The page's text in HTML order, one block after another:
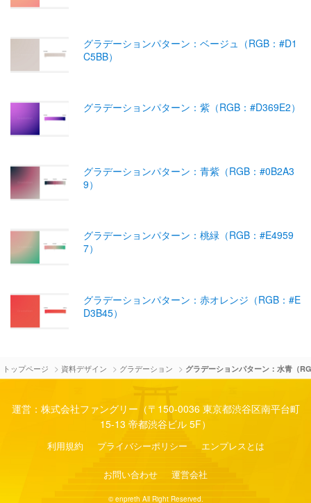
グラデーションパターン：ベージュ（RGB：#D1
C5BB）
グラデーションパターン：紫（RGB：#D369E2）
グラデーションパターン：青紫（RGB：#0B2A3
9）
グラデーションパターン：桃緑（RGB：#E4959
7）
グラデーションパターン：赤オレンジ（RGB：#E
D3B45）
トップページ > 資料デザイン > グラデーション > グラデーションパターン：水青（
運営：株式会社ファングリー（〒150-0036 東京都渋谷区南平台町
15-13 帝都渋谷ビル 5F）
利用規約 プライバシーポリシー エンプレスとは
お問い合わせ 運営会社
© enpreth All Right Reserved.